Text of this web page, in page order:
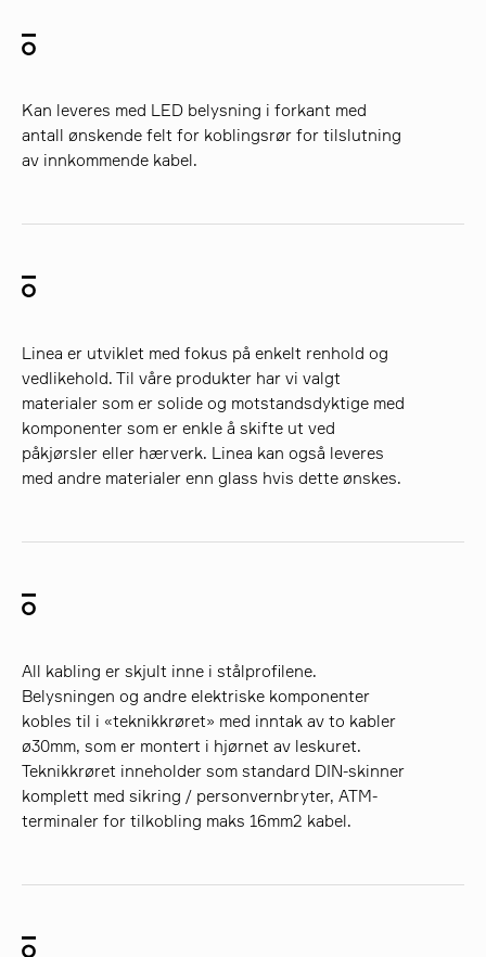
Kan leveres med LED belysning i forkant med
antall ønskende felt for koblingsrør for tilslutning
av innkommende kabel.
Linea er utviklet med fokus på enkelt renhold og
vedlikehold. Til våre produkter har vi valgt
materialer som er solide og motstandsdyktige med
komponenter som er enkle å skifte ut ved
påkjørsler eller hærverk. Linea kan også leveres
med andre materialer enn glass hvis dette ønskes.
All kabling er skjult inne i stålprofilene.
Belysningen og andre elektriske komponenter
kobles til i «teknikkrøret» med inntak av to kabler
ø30mm, som er montert i hjørnet av leskuret.
Teknikkrøret inneholder som standard DIN-skinner
komplett med sikring / personvernbryter, ATM-
terminaler for tilkobling maks 16mm2 kabel.